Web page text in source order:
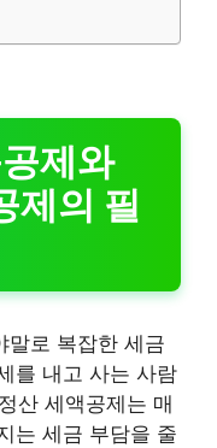
제와
제의 필
말로 복잡한 세금
를 내고 사는 사람
산 세액공제는 매
는 세금 부담을 줄